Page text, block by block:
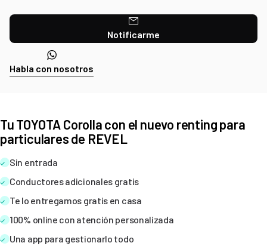
Notificarme
Habla con nosotros
Tu TOYOTA Corolla con el nuevo renting para
particulares de REVEL
Sin entrada
Conductores adicionales gratis
Te lo entregamos gratis en casa
100% online con atención personalizada
Una app para gestionarlo todo